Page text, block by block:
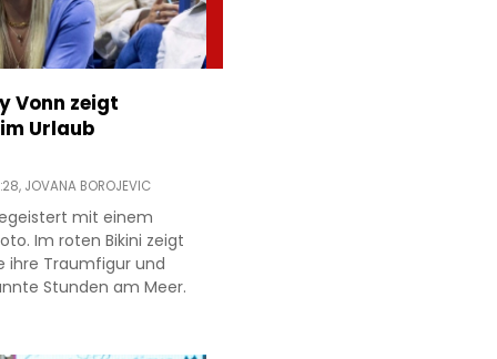
Vonn zeigt
Urlaub
JOVANA BOROJEVIC
mit einem
Im roten Bikini zeigt
ihre Traumfigur und
Stunden am Meer.